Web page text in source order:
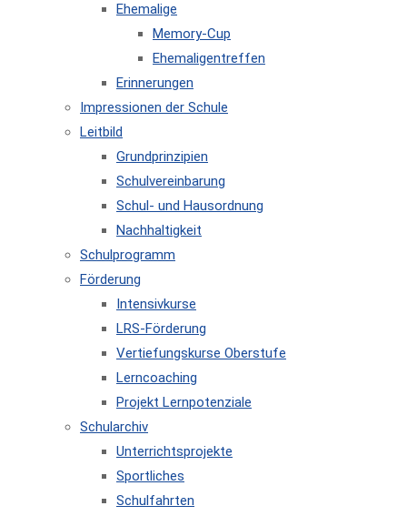
Ehemalige
Memory-Cup
Ehemaligentreffen
Erinnerungen
Impressionen der Schule
Leitbild
Grundprinzipien
Schulvereinbarung
Schul- und Hausordnung
Nachhaltigkeit
Schulprogramm
Förderung
Intensivkurse
LRS-Förderung
Vertiefungskurse Oberstufe
Lerncoaching
Projekt Lernpotenziale
Schularchiv
Unterrichtsprojekte
Sportliches
Schulfahrten